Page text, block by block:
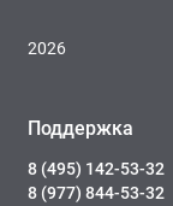
2026
Поддержка
8 (495) 142-53-32
8 (977) 844-53-32